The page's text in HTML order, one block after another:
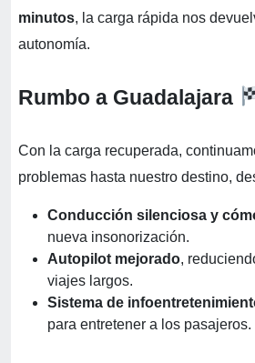
minutos, la carga rápida nos
autonomía.
Rumbo a Guadalajara
Con la carga recuperada,
problemas hasta nuestro destino,
Conducción silenciosa y
nueva insonorización.
Autopilot mejorado,
viajes largos.
Sistema de
para entretener a los pasajeros.